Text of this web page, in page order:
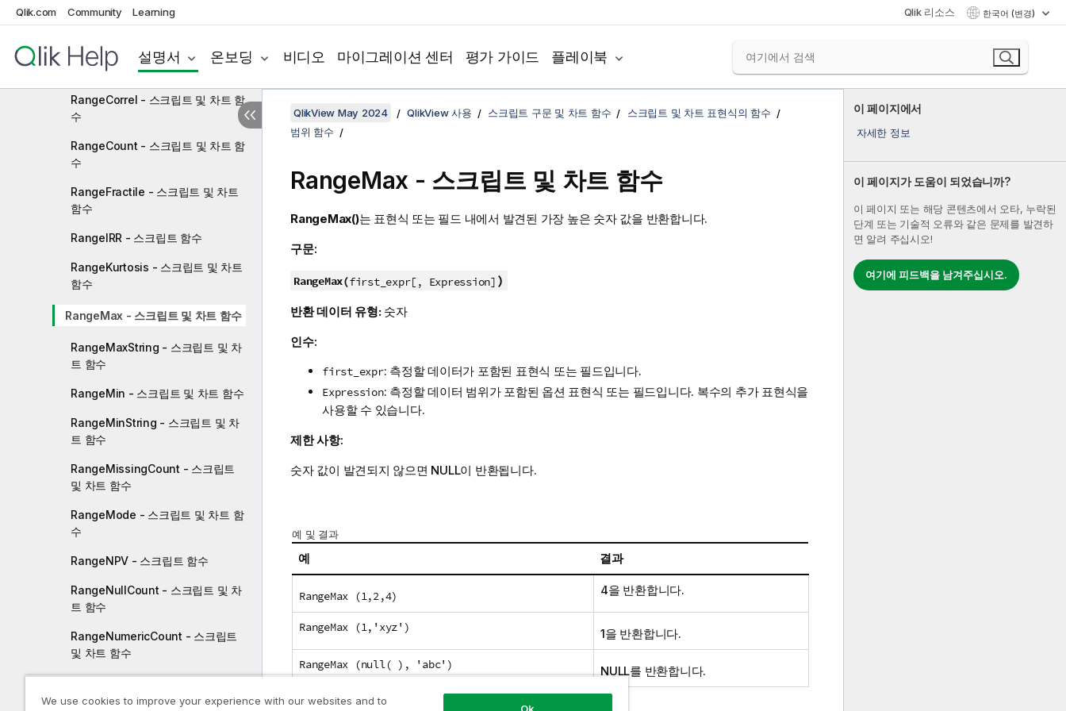
Qlik.com Community Learning Qlik 리소스 한국어 (변경)
설명서 온보딩 비디오 마이그레이션 센터 평가 가이드 플레이북
NULL 함수
범위 함수
RangeAvg - 스크립트 및 차트 함수
RangeCorrel - 스크립트 및 차트 함
수
RangeCount - 스크립트 및 차트 함
수
RangeFractile - 스크립트 및 차트
함수
RangeIRR - 스크립트 함수
RangeKurtosis - 스크립트 및 차트
함수
RangeMax - 스크립트 및 차트 함수
RangeMaxString - 스크립트 및 차
트 함수
RangeMin - 스크립트 및 차트 함수
RangeMinString - 스크립트 및 차
트 함수
RangeMissingCount - 스크립트
및 차트 함수
RangeMode - 스크립트 및 차트 함
수
RangeNPV - 스크립트 함수
RangeNullCount - 스크립트 및 차
트 함수
RangeNumericCount - 스크립트
및 차트 함수
수
이 페이지에서
자세한 정보
이 페이지가 도움이 되었습니까?
이 페이지 또는 해당 콘텐츠에서 오타, 누락된
단계 또는 기술적 오류와 같은 문제를 발견하
면 알려 주십시오!
여기에 피드백을 남겨주십시오.
QlikView May 2024 QlikView 사용 스크립트 구문 및 차트 함수
스크립트 및 차트 표현식의 함수
범위 함수
RangeMax - 스크립트 및 차트 함수
RangeMax()는 표현식 또는 필드 내에서 발견된 가장 높은 숫자 값을 반환합니다.
구문:
RangeMax(first_expr[, Expression] )
반환 데이터 유형: 숫자
인수:
first_expr: 측정할 데이터가 포함된 표현식 또는 필드입니다.
Expression: 측정할 데이터 범위가 포함된 옵션 표현식 또는 필드입니다. 복수의 추가 표현식을
사용할 수 있습니다.
제한 사항:
숫자 값이 발견되지 않으면 NULL이 반환됩니다.
예 및 결과
예 결과
RangeMax (1,2,4) 4을 반환합니다.
RangeMax (1,'xyz') 1을 반환합니다.
RangeMax (null( ), 'abc') NULL를 반환합니다.
We use cookies to improve your experience with our websites and to